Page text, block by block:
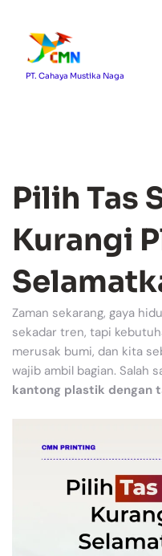
PT. Cahaya Mustika Naga
Pilih Tas
Kurangi
Zaman sekarang, gaya
sekadar tren, tapi
merusak bumi, dan kita
wajib ambil bagian. Salah
kantong plastik dengan